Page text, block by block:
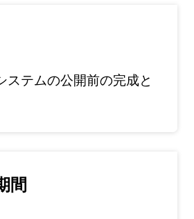
ステムの公開前の完成と
間